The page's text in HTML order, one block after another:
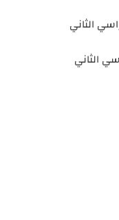
الثاني
الثاني